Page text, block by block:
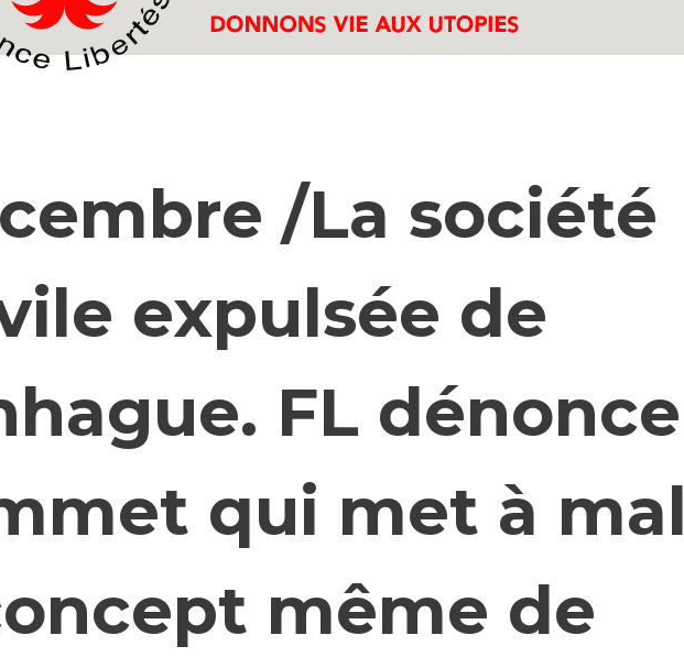
/La société
expulsée de
FL dénonce
qui met à mal
même de